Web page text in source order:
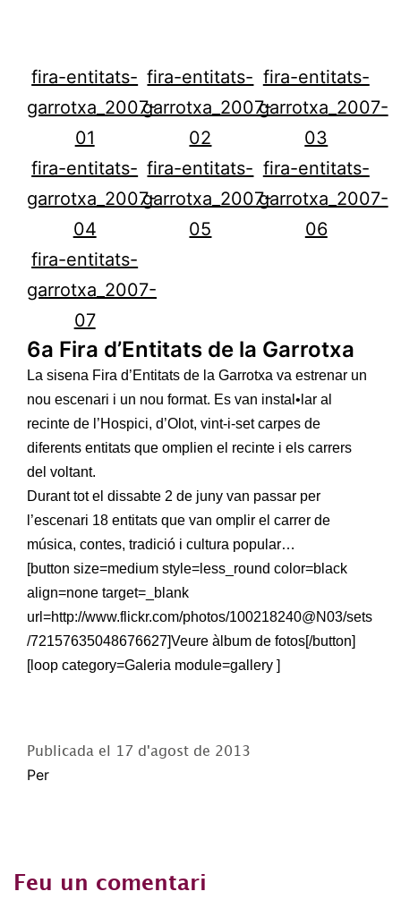
fira-entitats-
garrotxa_2007-
01
fira-entitats-
garrotxa_2007-
02
fira-entitats-
garrotxa_2007-
03
fira-entitats-
garrotxa_2007-
04
fira-entitats-
garrotxa_2007-
05
fira-entitats-
garrotxa_2007-
06
fira-entitats-
garrotxa_2007-
07
6a Fira d’Entitats de la Garrotxa
La sisena Fira d’Entitats de la Garrotxa va estrenar un
nou escenari i un nou format. Es van instal•lar al
recinte de l’Hospici, d’Olot, vint-i-set carpes de
diferents entitats que omplien el recinte i els carrers
del voltant.
Durant tot el dissabte 2 de juny van passar per
l’escenari 18 entitats que van omplir el carrer de
música, contes, tradició i cultura popular…
[button size=medium style=less_round color=black
align=none target=_blank
url=http://www.flickr.com/photos/100218240@N03/sets
/72157635048676627]Veure àlbum de fotos[/button]
[loop category=Galeria module=gallery ]
Publicada el 17 d'agost de 2013
Per
Feu un comentari